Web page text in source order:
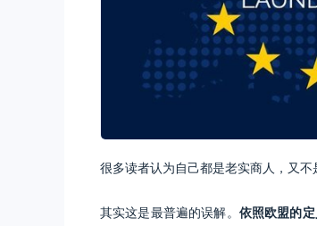
很多读者认为自己都是老实商人，又不
其实这是最普遍的误解。 依照欧盟的